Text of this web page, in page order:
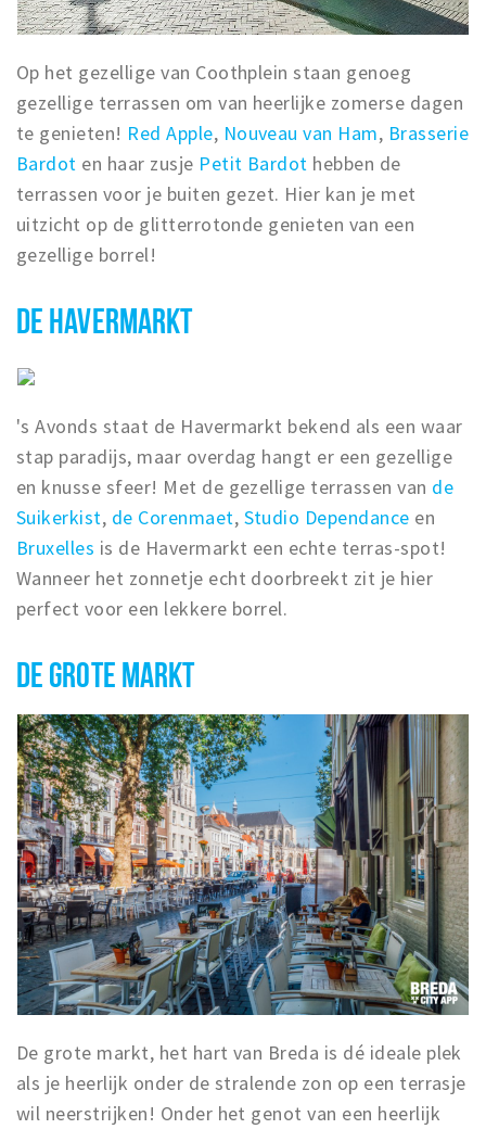
Op het gezellige van Coothplein staan genoeg
gezellige terrassen om van heerlijke zomerse dagen
te genieten! Red Apple, Nouveau van Ham, Brasserie
Bardot en haar zusje Petit Bardot hebben de
terrassen voor je buiten gezet. Hier kan je met
uitzicht op de glitterrotonde genieten van een
gezellige borrel!
DE HAVERMARKT
's Avonds staat de Havermarkt bekend als een waar
stap paradijs, maar overdag hangt er een gezellige
en knusse sfeer! Met de gezellige terrassen van de
Suikerkist, de Corenmaet, Studio Dependance en
Bruxelles is de Havermarkt een echte terras-spot!
Wanneer het zonnetje echt doorbreekt zit je hier
perfect voor een lekkere borrel.
DE GROTE MARKT
De grote markt, het hart van Breda is dé ideale plek
als je heerlijk onder de stralende zon op een terrasje
wil neerstrijken! Onder het genot van een heerlijk